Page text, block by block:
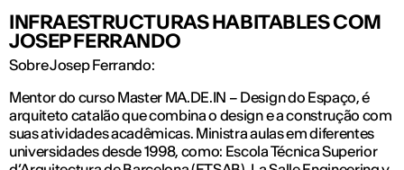
INFRAESTRUCTURAS HABITABLES COM
JOSEP FERRANDO
Sobre Josep Ferrando:
Mentor do curso Master MA.DE.IN – Design do Espaço, é
arquiteto catalão que combina o design e a construção com
suas atividades acadêmicas. Ministra aulas em diferentes
universidades desde 1998, como: Escola Técnica Superior